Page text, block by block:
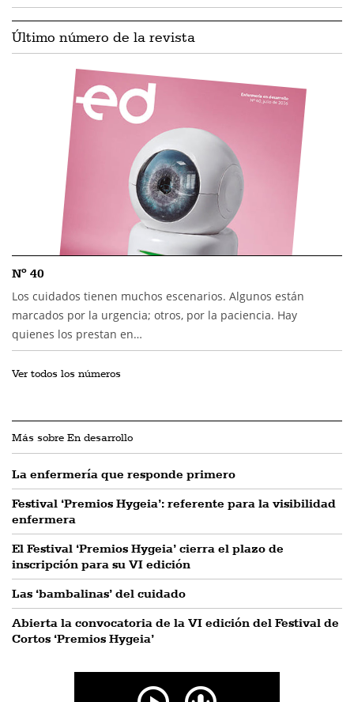
Último número de la revista
Nº 40
Los cuidados tienen muchos escenarios. Algunos están
marcados por la urgencia; otros, por la paciencia. Hay
quienes los prestan en…
Ver todos los números
Más sobre En desarrollo
La enfermería que responde primero
Festival ‘Premios Hygeia’: referente para la visibilidad
enfermera
El Festival ‘Premios Hygeia’ cierra el plazo de
inscripción para su VI edición
Las ‘bambalinas’ del cuidado
Abierta la convocatoria de la VI edición del Festival de
Cortos ‘Premios Hygeia’